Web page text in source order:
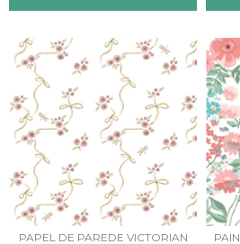
PAPEL DE PAREDE VICTORIAN